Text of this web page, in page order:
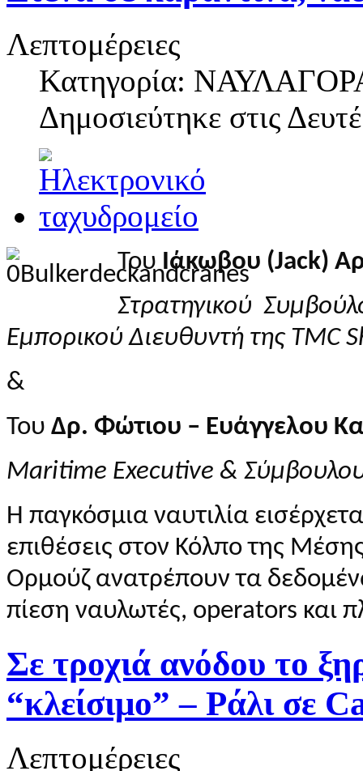
Λεπτομέρειες
Κατηγορία:
Δημοσιεύτηκε στις
ΤουΙάκωβου (Jack)
Στρατηγικού
Εμπορικού Διευθυντή της TMC
&
Του Δρ. Φώτιου – Ευάγγελου
Maritime Executive &
Η παγκόσμια ναυτιλία
επιθέσεις στον Κόλπο της
Ορμούζ ανατρέπουν τα
πίεση ναυλωτές, operators και
Σε τροχιά ανόδου το
“κλείσιμο” – Ράλι σε
Λεπτομέρειες